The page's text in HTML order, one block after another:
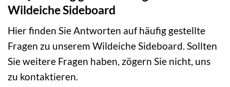
Wildeiche Sideboard
Hier finden Sie Antworten auf häufig gestellte
Fragen zu unserem Wildeiche Sideboard. Sollten
Sie weitere Fragen haben, zögern Sie nicht, uns
zu kontaktieren.